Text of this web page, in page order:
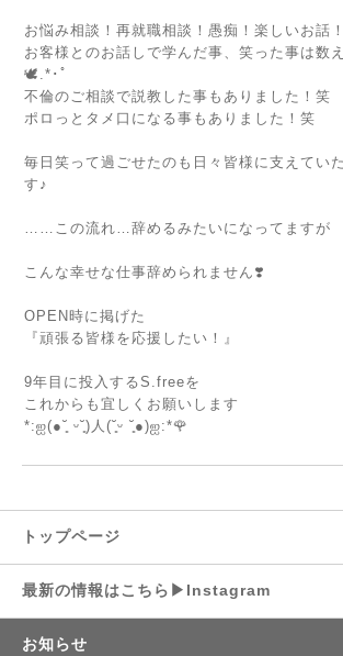
お悩み相談！再就職相談！愚痴！楽しいお話！
お客様とのお話しで学んだ事、笑った事は数
🕊.*･ﾟ
不倫のご相談で説教した事もありました！笑
ポロっとタメ口になる事もありました！笑
毎日笑って過ごせたのも日々皆様に支えてい
す♪
……この流れ…辞めるみたいになってますが
こんな幸せな仕事辞められません❣️
OPEN時に掲げた
『頑張る皆様を応援したい！』
9年目に投入するS.freeを
これからも宜しくお願いします
*:ஐ(●︎˘͈ ᵕ˘͈)人(˘͈ᵕ ˘͈●︎)ஐ:*🌹
トップページ
最新の情報はこちら▶︎Instagram
お知らせ